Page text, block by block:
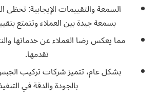
السمعة والتقييمات الإيجابية: تحظى
بسمعة جيدة بين العملاء وتتمتع
مما يعكس رضا العملاء عن خدماتها
تقدمها.
بشكل عام، تتميز شركات تركيب الجبس
بالجودة والدقة في